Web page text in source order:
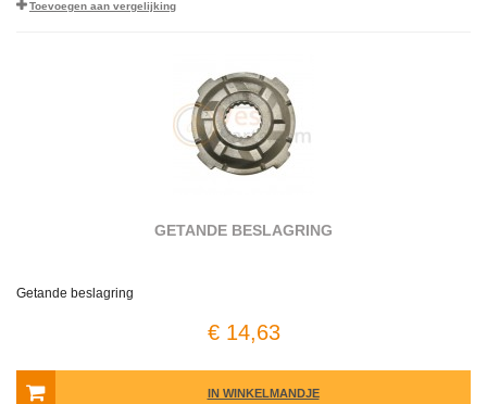
Toevoegen aan vergelijking
GETANDE BESLAGRING
Getande beslagring
€ 14,63
IN WINKELMANDJE